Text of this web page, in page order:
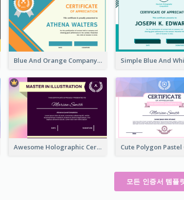
Blue And Orange Company Triangles With Badge Certificate
Awesome Holographic Certificate Design Template
모든 인증서 템플